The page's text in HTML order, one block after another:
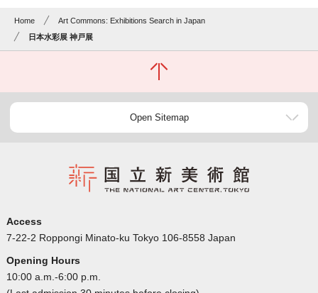
Home
Art Commons: Exhibitions Search in Japan
日本水彩展 神戸展
Open Sitemap
Access
7-22-2 Roppongi Minato-ku Tokyo 106-8558 Japan
Opening Hours
10:00 a.m.-6:00 p.m.